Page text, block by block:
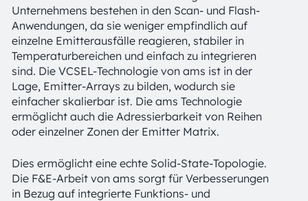
Unternehmens bestehen in den Scan- und Flash-
Anwendungen, da sie weniger empfindlich auf
einzelne Emitterausfälle reagieren, stabiler in
Temperaturbereichen und einfach zu integrieren
sind. Die VCSEL-Technologie von ams ist in der
Lage, Emitter-Arrays zu bilden, wodurch sie
einfacher skalierbar ist. Die ams Technologie
ermöglicht auch die Adressierbarkeit von Reihen
oder einzelner Zonen der Emitter Matrix.
Dies ermöglicht eine echte Solid-State-Topologie.
Die F&E-Arbeit von ams sorgt für Verbesserungen
in Bezug auf integrierte Funktions- und